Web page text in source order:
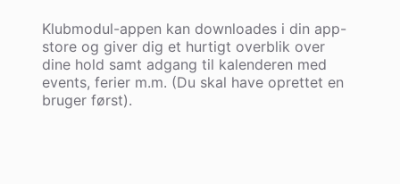
Klubmodul-appen kan downloades i din app-
store og giver dig et hurtigt overblik over
dine hold samt adgang til kalenderen med
events, ferier m.m. (Du skal have oprettet en
bruger først).